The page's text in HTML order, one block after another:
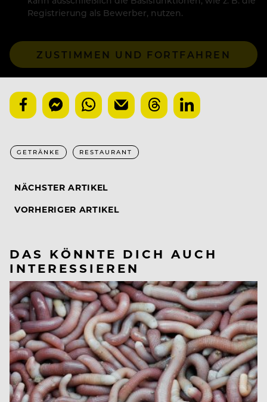
Registrierung als Bewerber, nutzen.
ZUSTIMMEN UND FORTFAHREN
GETRÄNKE RESTAURANT
NÄCHSTER ARTIKEL
VORHERIGER ARTIKEL
DAS KÖNNTE DICH AUCH
INTERESSIEREN